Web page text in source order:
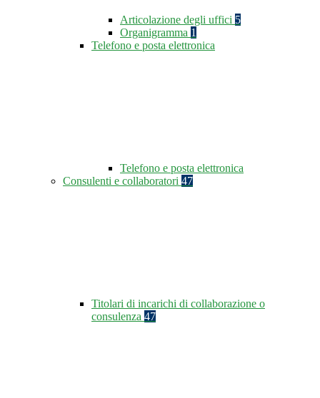
Articolazione degli uffici 5
Organigramma 1
Telefono e posta elettronica
Telefono e posta elettronica
Consulenti e collaboratori 47
Titolari di incarichi di collaborazione o
consulenza 47